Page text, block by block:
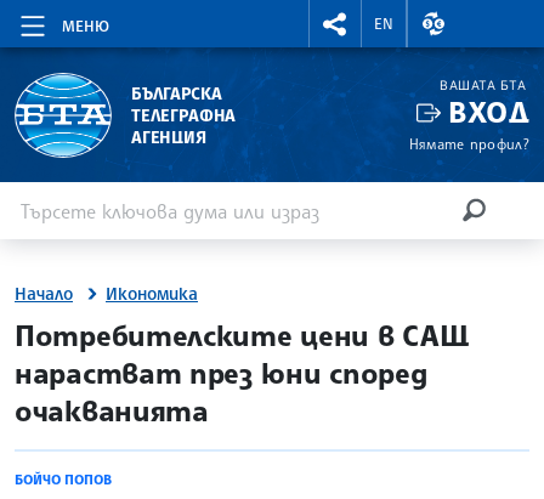
МЕНЮ
RIGHTMENU.SOCIAL
EN
ВАЛУТНИ
БЪЛГАРСКА
ТЕЛЕГРАФНА
АГЕНЦИЯ
ВАШАТА БТА
ВХОД
Нямате профил?
Начало Икономика
site.bta
Потребителските цени в САЩ
нарастват през юни според
очакванията
БОЙЧО ПОПОВ